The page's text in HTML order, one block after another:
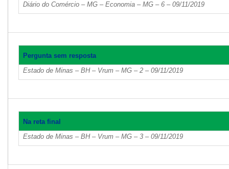
Diário do Comércio – MG – Economia – MG – 6 – 09/11/2019
Pergunta sem resposta
Estado de Minas – BH – Vrum – MG – 2 – 09/11/2019
Na reta final
Estado de Minas – BH – Vrum – MG – 3 – 09/11/2019